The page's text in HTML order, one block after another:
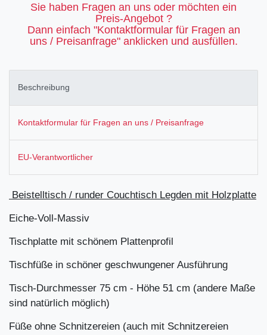
Sie haben Fragen an uns oder möchten ein
Preis-Angebot ?
Dann einfach "Kontaktformular für Fragen an
uns / Preisanfrage" anklicken und ausfüllen.
Beschreibung
Kontaktformular für Fragen an uns / Preisanfrage
EU-Verantwortlicher
Beistelltisch / runder Couchtisch Legden mit Holzplatte
Eiche-Voll-Massiv
Tischplatte mit schönem Plattenprofil
Tischfüße in schöner geschwungener Ausführung
Tisch-Durchmesser 75 cm - Höhe 51 cm (andere Maße
sind natürlich möglich)
Füße ohne Schnitzereien (auch mit Schnitzereien